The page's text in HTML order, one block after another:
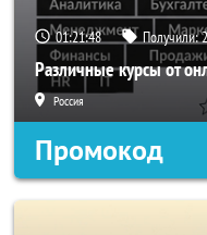
01:21:48 Получили:2
Различные курсы от
Россия
Промокод